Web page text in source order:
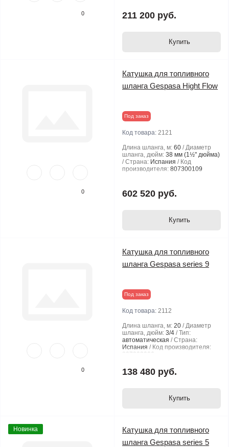
0 211 200 руб.
Купить
0
Катушка для топливного
шланга Gespasa Hight Flow
Под заказ
Код товара: 2121
Длина шланга, м: 60
Диаметр
шланга, дюйм: 38 мм (1½" дюйма)
Страна: Испания
Код
производителя: 807300109
602 520 руб.
Купить
0
Катушка для топливного
шланга Gespasa series 9
Под заказ
Код товара: 2112
Длина шланга, м: 20
Диаметр
шланга, дюйм: 3/4
Тип:
автоматическая
Страна:
Испания
Код производителя:
807303006
138 480 руб.
Купить
Новинка
Катушка для топливного
шланга Gespasa series 5